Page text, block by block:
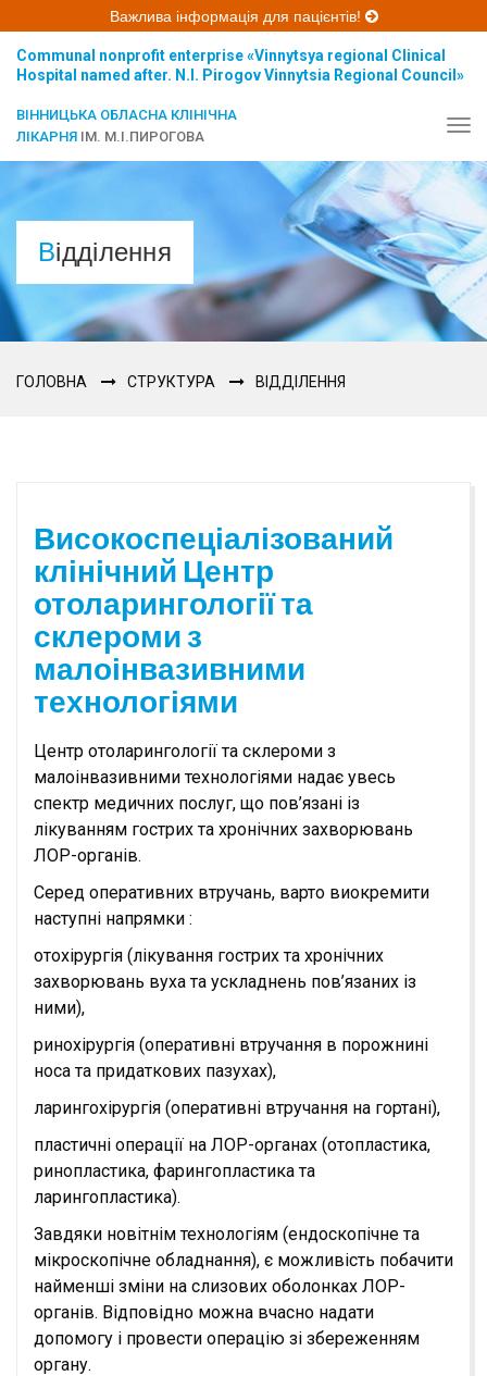
Важлива інформація для пацієнтів!
Communal nonprofit enterprise «Vinnytsya regional Clinical
Hospital named after. N.I. Pirogov Vinnytsia Regional Council»
ВІННИЦЬКА ОБЛАСНА КЛІНІЧНА
ЛІКАРНЯ ІМ. М.І.ПИРОГОВА
Відділення
ГОЛОВНА СТРУКТУРА ВІДДІЛЕННЯ
Високоспеціалізований
клінічний Центр
отоларингології та
склероми з
малоінвазивними
технологіями
Центр отоларингології та склероми з
малоінвазивними технологіями надає увесь
спектр медичних послуг, що пов’язані із
лікуванням гострих та хронічних захворювань
ЛОР-органів.
Серед оперативних втручань, варто виокремити
наступні напрямки :
отохірургія (лікування гострих та хронічних
захворювань вуха та ускладнень пов’язаних із
ними),
ринохірургія (оперативні втручання в порожнині
носа та придаткових пазухах),
ларингохірургія (оперативні втручання на гортані),
пластичні операції на ЛОР-органах (отопластика,
ринопластика, фарингопластика та
ларингопластика).
Завдяки новітнім технологіям (ендоскопічне та
мікроскопічне обладнання), є можливість побачити
найменші зміни на слизових оболонках ЛОР-
органів. Відповідно можна вчасно надати
допомогу і провести операцію зі збереженням
органу.